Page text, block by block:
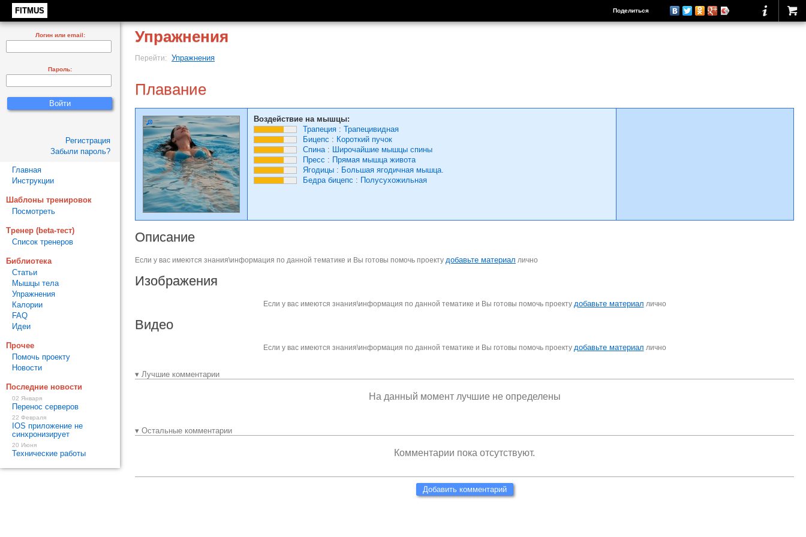
FITMUS Поделиться
Упражнения
Перейти: Упражнения
Плавание
Воздействие на мышцы:
Трапеция : Трапецивидная
Бицепс : Короткий пучок
Спина: Широчайшие мышцы спины
Пресс : Прямая мышца живота
Ягодицы : Большая ягодичная мышца.
Бедра бицепс : Полусухожильная
Описание
Если у вас имеются знания\информация по данной тематике и Вы готовы помочь проекту добавьте материал лично
Изображения
Если у вас имеются знания\информация по данной тематике и Вы готовы помочь проекту добавьте материал лично
Видео
Если у вас имеются знания\информация по данной тематике и Вы готовы помочь проекту добавьте материал лично
▾ Лучшие комментарии
На данный момент лучшие не определены
▾ Остальные комментарии
Комментарии пока отсутствуют.
Добавить комментарий
Логин или email:
Пароль:
Регистрация
Забыли пароль?
Главная
Инструкции
Шаблоны тренировок
Посмотреть
Тренер (beta-тест)
Список тренеров
Библиотека
Статьи
Мышцы тела
Упражнения
Калории
FAQ
Идеи
Прочее
Помочь проекту
Новости
Последние новости
02 Января
Перенос серверов
22 Февраля
IOS приложение не
синхронизирует
20 Июня
Технические работы